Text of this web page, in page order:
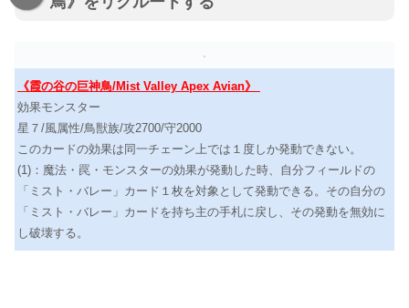
《霞の谷の巨神鳥/Mist Valley Apex Avian》
効果モンスター
星７/風属性/鳥獣族/攻2700/守2000
このカードの効果は同一チェーン上では１度しか発動できない。
(1)：魔法・罠・モンスターの効果が発動した時、自分フィールドの
「ミスト・バレー」カード１枚を対象として発動できる。その自分の
「ミスト・バレー」カードを持ち主の手札に戻し、その発動を無効に
し破壊する。